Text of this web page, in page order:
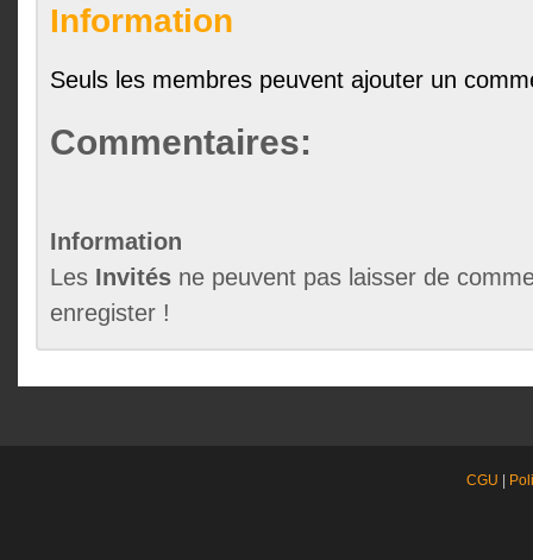
Information
Seuls les membres peuvent ajouter un
Commentaires:
Information
Les Invités ne peuvent pas laisser de
enregister !
CGU